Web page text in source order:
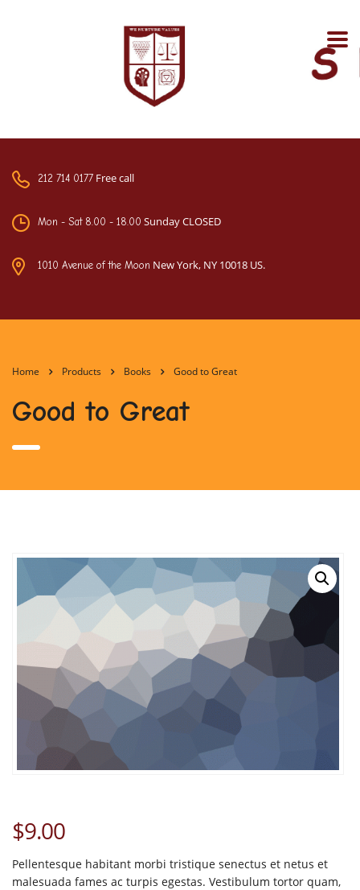
212 714 0177 Free call
Mon - Sat 8.00 - 18.00 Sunday CLOSED
1010 Avenue of the Moon New York, NY 10018 US.
Home Products Books Good to Great
Good to Great
$9.00
Pellentesque habitant morbi tristique senectus et netus et
malesuada fames ac turpis egestas. Vestibulum tortor quam,